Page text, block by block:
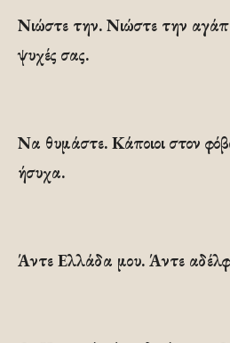
Νιώστε την. Νιώστε την
ψυχές σας.
Να θυμάστε. Κάποιοι στον
ήσυχα.
Άντε Ελλάδα μου. Άντε